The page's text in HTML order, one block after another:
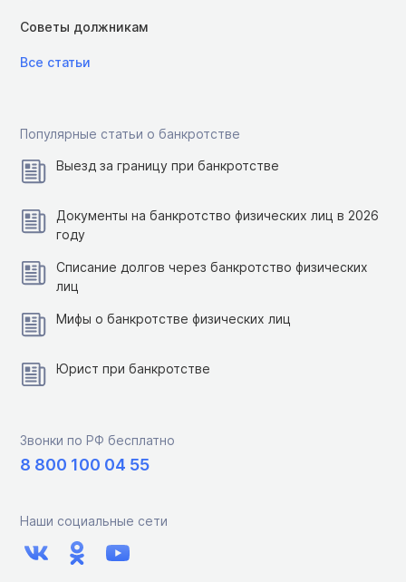
Советы должникам
Все статьи
Популярные статьи о банкротстве
Выезд за границу при банкротстве
Документы на банкротство физических лиц в 2026
году
Списание долгов через банкротство физических
лиц
Мифы о банкротстве физических лиц
Юрист при банкротстве
Звонки по РФ бесплатно
8 800 100 04 55
Наши социальные сети